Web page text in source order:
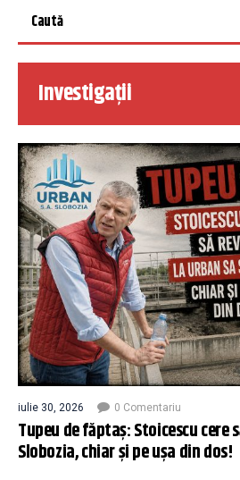
Investigații
iulie 30, 2026 0 Comentariu
Tupeu de făptaș: Stoicescu cere
Slobozia, chiar și pe ușa din dos!